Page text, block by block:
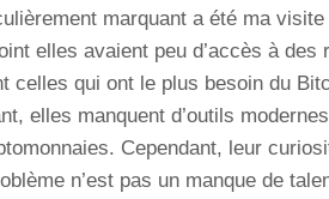
marquant a été ma
elles avaient peu d’accès à
celles qui ont le plus besoin du
elles manquent d’outils
Cependant, leur
n’est pas un manque de